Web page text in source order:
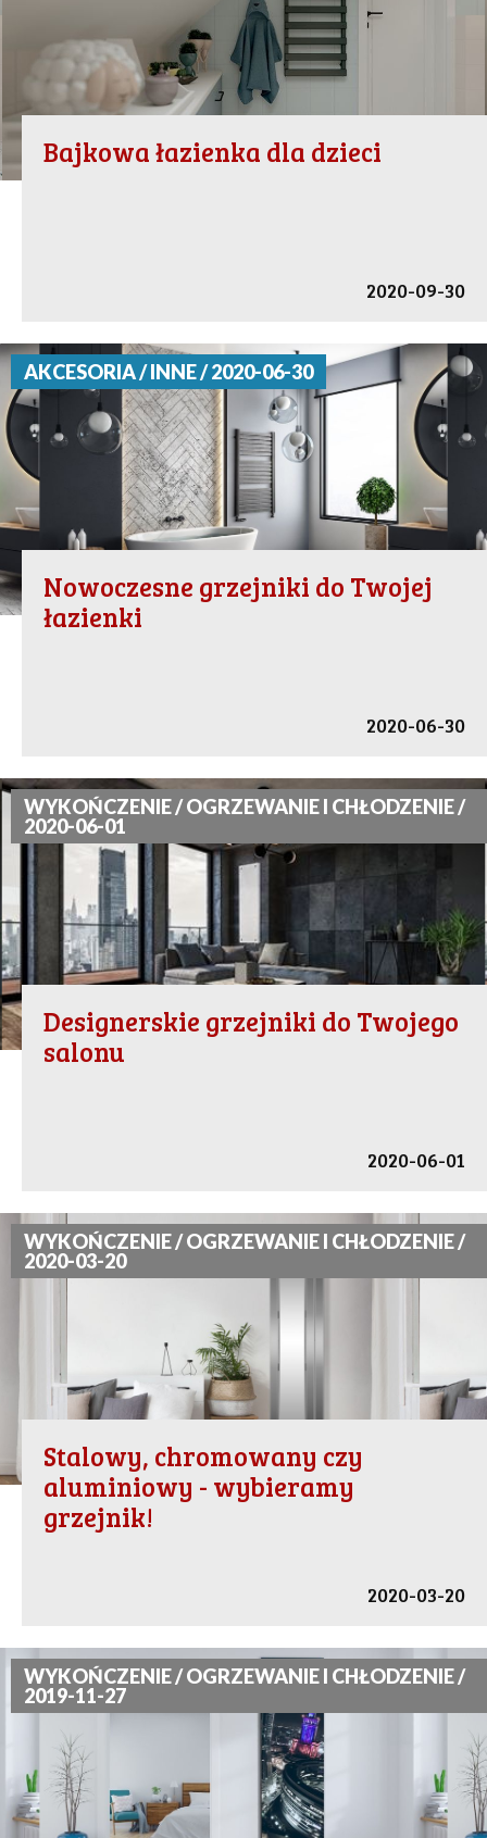
Bajkowa łazienka dla dzieci
2020-09-30
AKCESORIA / INNE / 2020-06-30
Nowoczesne grzejniki do Twojej
łazienki
2020-06-30
WYKOŃCZENIE / OGRZEWANIE I CHŁODZENIE /
2020-06-01
Designerskie grzejniki do Twojego
salonu
2020-06-01
WYKOŃCZENIE / OGRZEWANIE I CHŁODZENIE /
2020-03-20
Stalowy, chromowany czy
aluminiowy - wybieramy
grzejnik!
2020-03-20
WYKOŃCZENIE / OGRZEWANIE I CHŁODZENIE /
2019-11-27